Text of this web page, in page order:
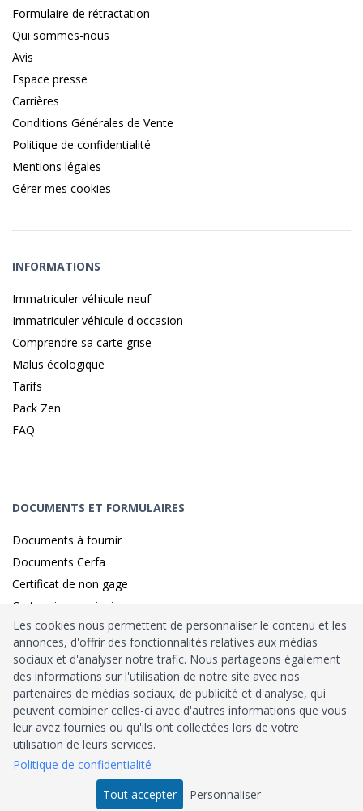
Formulaire de rétractation
Qui sommes-nous
Avis
Espace presse
Carrières
Conditions Générales de Vente
Politique de confidentialité
Mentions légales
Gérer mes cookies
INFORMATIONS
Immatriculer véhicule neuf
Immatriculer véhicule d'occasion
Comprendre sa carte grise
Malus écologique
Tarifs
Pack Zen
FAQ
DOCUMENTS ET FORMULAIRES
Documents à fournir
Documents Cerfa
Certificat de non gage
Carte grise provisoire
Identité sécurisé parFranceConnect
HabilitationMinistère de l’Intérieur: n°212900
Agrément Trésor Public
Tous droits réservés © 2026
Les cookies nous permettent de personnaliser le contenu et les
annonces, d'offrir des fonctionnalités relatives aux médias
sociaux et d'analyser notre trafic. Nous partageons également
des informations sur l'utilisation de notre site avec nos
partenaires de médias sociaux, de publicité et d'analyse, qui
peuvent combiner celles-ci avec d'autres informations que vous
leur avez fournies ou qu'ils ont collectées lors de votre
utilisation de leurs services.
Politique de confidentialité
Tout accepter
Personnaliser